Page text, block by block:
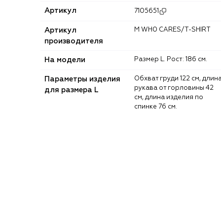
Артикул 7105651
Артикул
производителя
M WH0 CARES/T-SHIRT
На модели Размер L. Рост: 186 см.
Параметры изделия
для размера L
Обхват груди 122 см, длина
рукава от горловины 42
см, длина изделия по
спинке 76 см.